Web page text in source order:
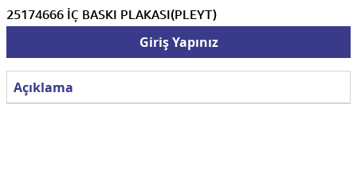
25174666 İÇ BASKI PLAKASI(PLEYT)
Giriş Yapınız
Açıklama